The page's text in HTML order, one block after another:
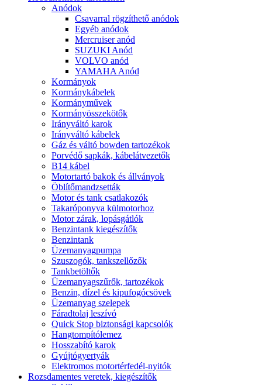
Anódok
Csavarral rögzíthető anódok
Egyéb anódok
Mercruiser anód
SUZUKI Anód
VOLVO anód
YAMAHA Anód
Kormányok
Kormánykábelek
Kormányművek
Kormányösszekötők
Irányváltó karok
Irányváltó kábelek
Gáz és váltó bowden tartozékok
Porvédő sapkák, kábelátvezetők
B14 kábel
Motortartó bakok és állványok
Öblítőmandzsetták
Motor és tank csatlakozók
Takaróponyva külmotorhoz
Motor zárak, lopásgátlók
Benzintank kiegészítők
Benzintank
Üzemanyagpumpa
Szuszogók, tankszellőzők
Tankbetöltők
Üzemanyagszűrők, tartozékok
Benzin, dízel és kipufogócsövek
Üzemanyag szelepek
Fáradtolaj leszívó
Quick Stop biztonsági kapcsolók
Hangtompítólemez
Hosszabító karok
Gyújtógyertyák
Elektromos motortérfedél-nyitók
Rozsdamentes veretek, kiegészítők